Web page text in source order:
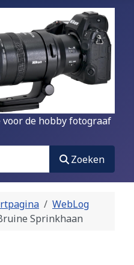
de hobby fotograaf
Zoeken
WebLog
Sprinkhaan